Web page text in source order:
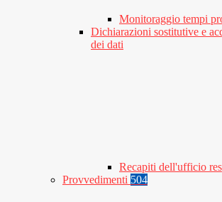
Monitoraggio tempi
Dichiarazioni sostitutive e
dei dati
Recapiti dell'ufficio
Provvedimenti 504